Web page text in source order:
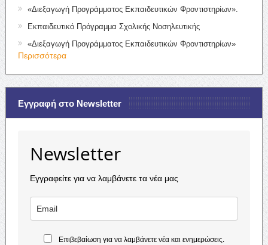
«Διεξαγωγή Προγράμματος Εκπαιδευτικών Φροντιστηρίων».
Εκπαιδευτικό Πρόγραμμα Σχολικής Νοσηλευτικής
«Διεξαγωγή Προγράμματος Εκπαιδευτικών Φροντιστηρίων»
Περισσότερα
Εγγραφή στο Newsletter
Newsletter
Εγγραφείτε για να λαμβάνετε τα νέα μας
Επιβεβαίωση για να λαμβάνετε νέα και ενημερώσεις.